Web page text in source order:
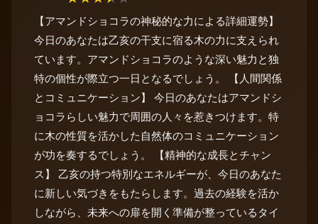
【アマンドショコラの神秘的な力による詳細運勢】
今日のあなたは乙亥の干支に宿る木の力に支えられ
ています。アマンドショコラのような深い魅力と独
特の個性が際立つ一日となるでしょう。 【人間関係
とコミュニケーション】 今日のあなたはアマンドシ
ョコラらしい魅力で周囲の人々を惹きつけます。特
に木の性質を活かした自然体のコミュニケーション
が功を奏するでしょう。 【精神的な成長とチャン
ス】 乙亥の持つ特別なエネルギーが、今日のあなた
に新しい気づきをもたらします。過去の経験を活か
しながら、未来への扉を開く準備が整っているタイ